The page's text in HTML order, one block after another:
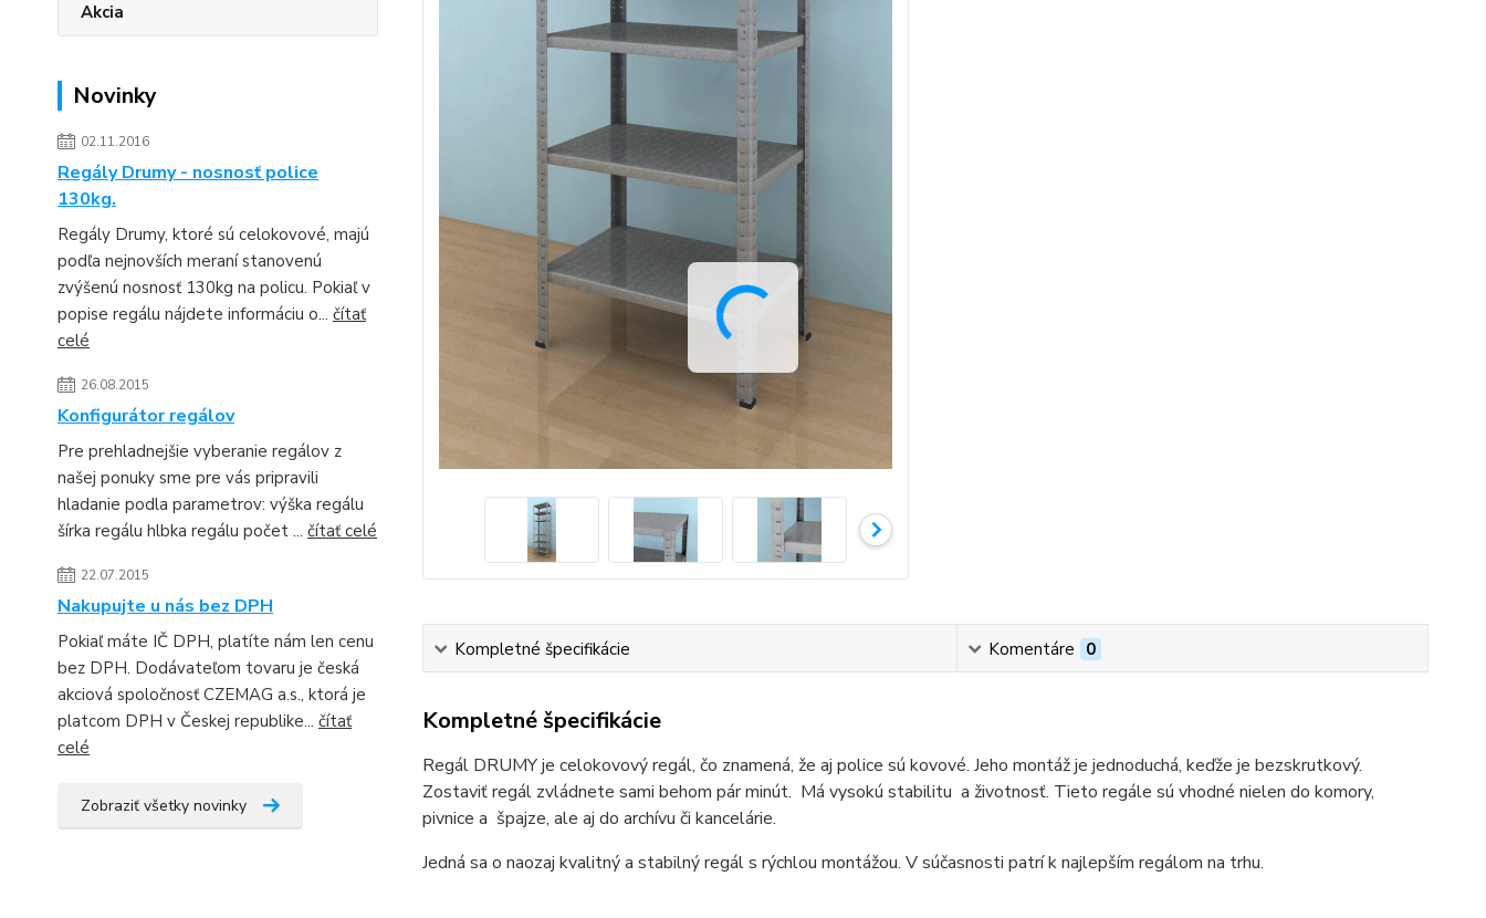
Akcia
Novinky
02.11.2016
Regály Drumy - nosnosť police
130kg.
Regály Drumy, ktoré sú celokovové, majú
podľa nejnovších meraní stanovenú
zvýšenú nosnosť 130kg na policu. Pokiaľ v
popise regálu nájdete informáciu o... čítať
celé
26.08.2015
Konfigurátor regálov
Pre prehladnejšie vyberanie regálov z
našej ponuky sme pre vás pripravili
hladanie podla parametrov: výška regálu
šírka regálu hlbka regálu počet ... čítať celé
22.07.2015
Nakupujte u nás bez DPH
Pokiaľ máte IČ DPH, platíte nám len cenu
bez DPH. Dodávateľom tovaru je česká
akciová spoločnosť CZEMAG a.s., ktorá je
platcom DPH v Českej republike... čítať
celé
Zobraziť všetky novinky
Kompletné špecifikácie Komentáre 0
Kompletné špecifikácie
Regál DRUMY je celokovový regál, čo znamená, že aj police sú kovové. Jeho montáž je jednoduchá, keďže je bezskrutkový.
Zostaviť regál zvládnete sami behom pár minút. Má vysokú stabilitu a životnosť. Tieto regále sú vhodné nielen do komory,
pivnice a špajze, ale aj do archívu či kancelárie.
Jedná sa o naozaj kvalitný a stabilný regál s rýchlou montážou. V súčasnosti patrí k najlepším regálom na trhu.